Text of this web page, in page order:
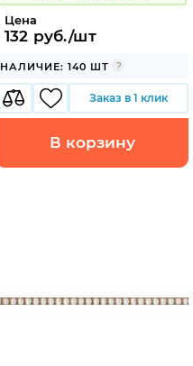
Цена
132 руб./шт
НАЛИЧИЕ: 140 ШТ
Заказ в 1 клик
В корзину